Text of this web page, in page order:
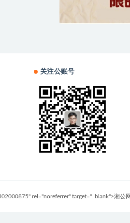
关注公账号
rel="noreferrer" target="_blank">湘公